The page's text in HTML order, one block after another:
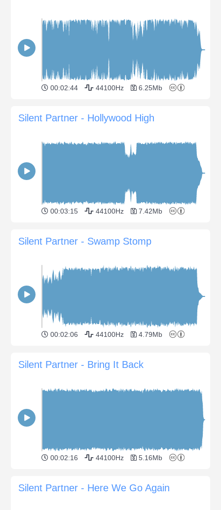
00:02:44 44100Hz 6.25Mb
Silent Partner - Hollywood High
00:03:15 44100Hz 7.42Mb
Silent Partner - Swamp Stomp
00:02:06 44100Hz 4.79Mb
Silent Partner - Bring It Back
00:02:16 44100Hz 5.16Mb
Silent Partner - Here We Go Again